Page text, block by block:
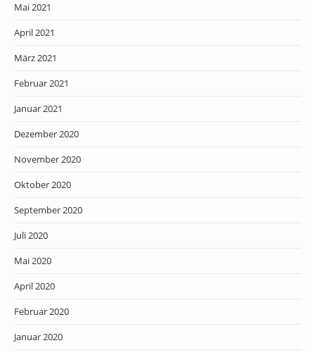
Mai 2021
April 2021
März 2021
Februar 2021
Januar 2021
Dezember 2020
November 2020
Oktober 2020
September 2020
Juli 2020
Mai 2020
April 2020
Februar 2020
Januar 2020